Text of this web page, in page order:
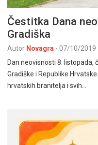
Čestitka Dana
Gradiška
Autor Novagra - 07/10/2019
Dan neovisnosti 8.
Gradiške i Republike
hrvatskih branitelja i svih…